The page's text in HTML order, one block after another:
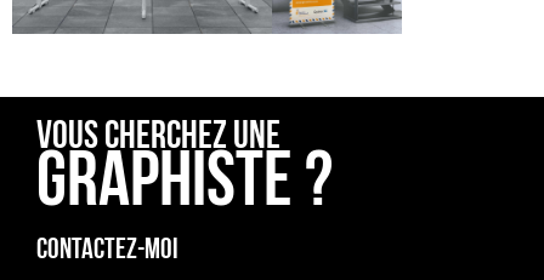
Vous cherchez une
graphiste ?
Contactez-moi